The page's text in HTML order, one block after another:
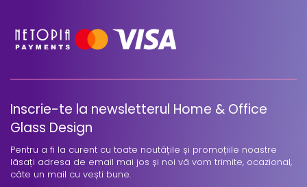
Pentru a fi la curent cu toate noutățile și promoțiile noastre
lăsați adresa de email mai jos și noi vă vom trimite, ocazional,
câte un mail cu vești bune.